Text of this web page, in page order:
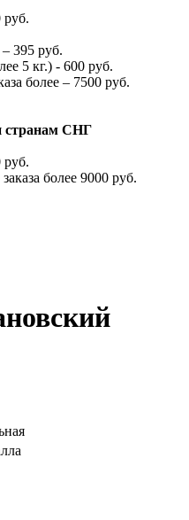
руб.
– 395 руб.
5 кг.) - 600 руб.
более – 7500 руб.
странам СНГ
руб.
более 9000 руб.